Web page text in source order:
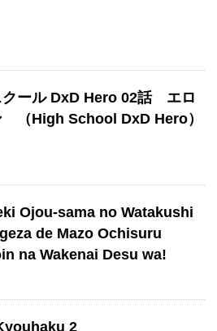
クール DxD Hero 02話 エロ
（High School DxD Hero）
Ojou-sama no Watakushi
de Mazo Ochisuru
na Wakenai Desu wa!
2